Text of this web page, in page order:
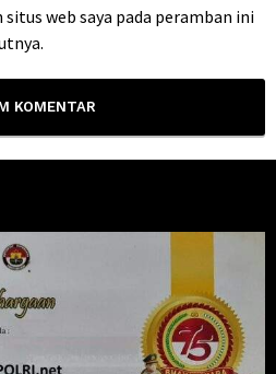
web saya pada peramban ini